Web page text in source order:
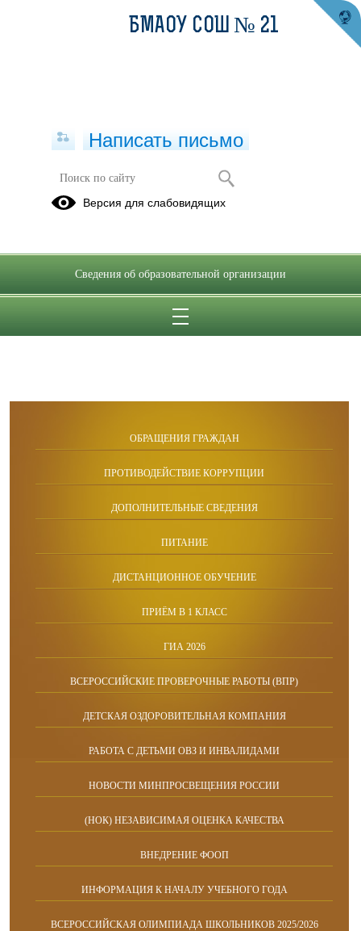
5 Б класс
07.12.2023
ОБРАЩЕНИЯ ГРАЖДАН
ПРОТИВОДЕЙСТВИЕ КОРРУПЦИИ
ДОПОЛНИТЕЛЬНЫЕ СВЕДЕНИЯ
ПИТАНИЕ
ДИСТАНЦИОННОЕ ОБУЧЕНИЕ
ПРИЁМ В 1 КЛАСС
ГИА 2026
ВСЕРОССИЙСКИЕ ПРОВЕРОЧНЫЕ РАБОТЫ (ВПР)
ДЕТСКАЯ ОЗДОРОВИТЕЛЬНАЯ КОМПАНИЯ
РАБОТА С ДЕТЬМИ ОВЗ И ИНВАЛИДАМИ
НОВОСТИ МИНПРОСВЕЩЕНИЯ РОССИИ
(НОК) НЕЗАВИСИМАЯ ОЦЕНКА КАЧЕСТВА
ВНЕДРЕНИЕ ФООП
ИНФОРМАЦИЯ К НАЧАЛУ УЧЕБНОГО ГОДА
ВСЕРОССИЙСКАЯ ОЛИМПИАДА ШКОЛЬНИКОВ 2025/2026
БМАОУ СОШ № 21
Написать письмо
Версия для слабовидящих
Сведения об образовательной организации